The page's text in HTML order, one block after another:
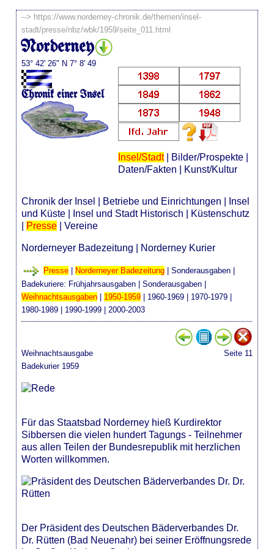
--> https://www.norderney-chronik.de/themen/insel-
stadt/presse/nbz/wbk/1959/seite_011.html
Norderney
53° 42' 26" N 7° 8' 49
Chronik einer Insel
Insel/Stadt| Bilder/Prospekte|
Daten/Fakten
Kunst/Kultur
Chronik der Insel Betriebe und Einrichtungen
Insel
und Küste
Insel und Stadt Historisch
Küstenschutz
Presse |Vereine
Norderneyer Badezeitung Norderney Kurier
Presse Norderneyer Badezeitung |Sonderausgaben
Badekuriere: Frühjahrsausgaben |Sonderausgaben |
Weihnachtsausgaben | 1950-1959 | 1960-1969 | 1970-1979 |
1980-1989 | 1990-1999 | 2000-2003
Weihnachtsausgabe
Badekurier 1959
Seite 11
Für das Staatsbad Norderney hieß Kurdirektor
Sibbersen die vielen hundert Tagungs - Teilnehmer
aus allen Teilen der Bundesrepublik mit herzlichen
Worten willkommen.
Der Präsident des Deutschen Bäderverbandes Dr.
Dr. Rütten (Bad Neuenahr) bei seiner Eröffnungsrede